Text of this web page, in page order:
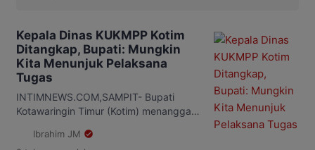
Kepala Dinas KUKMPP Kotim
Ditangkap, Bupati: Mungkin
Kita Menunjuk Pelaksana
Tugas
INTIMNEWS.COM,SAMPIT- Bupati
Kotawaringin Timur (Kotim) menanggapi
Koperasi UKM, Perindustrian dan
Ibrahim JM